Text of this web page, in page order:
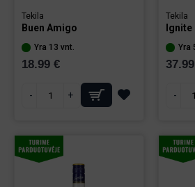
Tekila
Buen Amigo
Yra 13 vnt.
18.99 €
- +
Tekila
Ignite
Yra
-